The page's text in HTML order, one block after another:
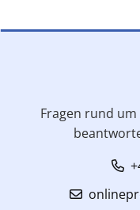
Fragen rund